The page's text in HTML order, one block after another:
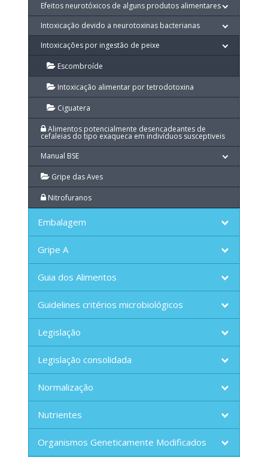
Efeitos neurotóxicos de alguns produtos alimentares
Intoxicação devido a neurotoxinas bacterianas
Intoxicações por ingestão de peixe
Escombroíde
Intoxicação alimentar por tetrodotoxina
Ciguatera
Alimentos potencialmente desencadeantes de
cefaleias do tipo exaqueca em indivíduos susceptiveis
Manual BSE
Gripe das Aves
Nitrofuranos
Embalagem
Gripe A
Guia dos Alimentos
Guidelines critérios microbiológicos
Legislação
Legislação consolidada
Normalização
Nutrientes
Organismos Geneticamente Modificados